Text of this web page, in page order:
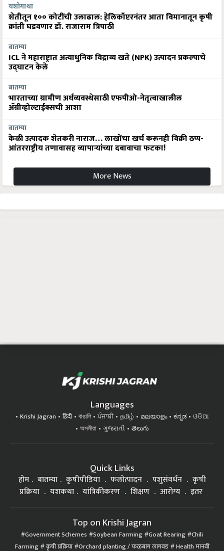
यशोगाथा
शेतीतून १०० कोटींची उलाढाल: हेलिकॉप्टरनंतर आता विमानातून कृषी
क्रांती घडवणार डॉ. राजाराम त्रिपाठी
बातम्या
ICL ने महाराष्ट्रात अत्याधुनिक विद्राव्य खते (NPK) उत्पादन प्रकल्पाचे
उद्घाटन केले
बातम्या
भारताच्या ग्रामीण अर्थव्यवस्थेसाठी एफपीओ-नेतृत्वाखालील
अ‍ॅग्रीव्होल्टाईक्सची आशा
बातम्या
केळी उत्पादक शेतकरी नाराज… लाखोंचा खर्च करूनही विक्री ठप्प-
आंतरराष्ट्रीय तणावासह व्यापाऱ्यांच्या दबावाचा फटका!
More News
Languages
Krishi Jagran हिंदी বাঙালি ਪੰਜਾਬੀ தமிழ் മലയാളം ಕನ್ನಡ
ଓଡିଆ
অসমীয়া
ગુજરાતી తెలుగు
Quick Links
होम बातम्या कृषीपीडिया फलोत्पादन पशुसंवर्धन
कृषी
प्रक्रिया
यशकथा यांत्रिकीकरण शिक्षण आरोग्य इतर
Top on Krishi Jagran
Government Schemes Soybean Farming Goat Rearing Chili
Farming कृषी प्रक्रिया Orchard planting / फळबाग लागवड Health मानवी